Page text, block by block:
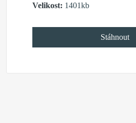
Velikost: 1401kb
Stáhnout